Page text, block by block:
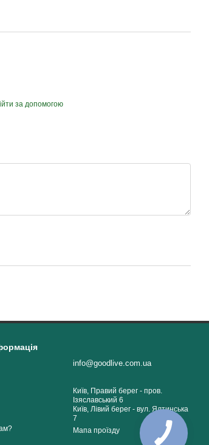
за допомогою
info@goodlive.com.ua
Київ, Правий берег - пров.
Ізяславський 6
Київ, Лівий берег - вул. Ялтинська
7
Мапа проїзду